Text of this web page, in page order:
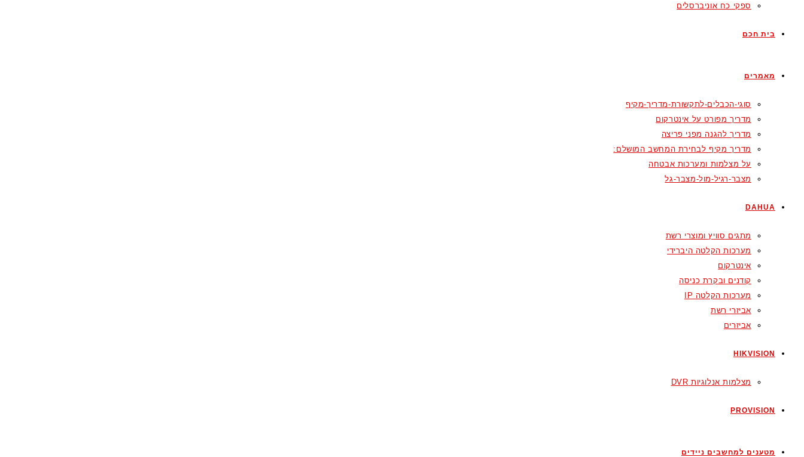
ספקי כח אוניברסלים
בית חכם
מאמרים
סוגי-הכבלים-לתקשורת-מדריך-מקיף
מדריך מפורט על אינטרקום
מדריך להגנה מפני פריצה
מדריך מקיף לבחירת המחשב המושלם:
על מצלמות ומערכות אבטחה
מצבר-רגיל-מול-מצבר-גל
DAHUA
מתגים סוויץ ומוצרי רשת
מערכות הקלטה היברידי
אינטרקום
קודנים ובקרת כניסה
מערכות הקלטה IP
אביזרי רשת
אביזרים
HIKVISION
מצלמות אנלוגיות DVR
PROVISION
מטענים למחשבים ניידים